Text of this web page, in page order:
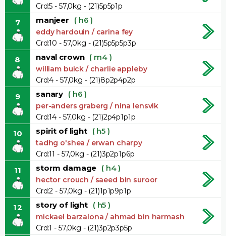
Crd:5 - 57,0kg - (21)5p5p1p
7 manjeer ( h6 )
eddy hardouin / carina fey
Crd:10 - 57,0kg - (21)5p5p5p3p
8 naval crown ( m4 )
william buick / charlie appleby
Crd:4 - 57,0kg - (21)8p2p4p2p
9 sanary ( h6 )
per-anders graberg / nina lensvik
Crd:14 - 57,0kg - (21)2p4p1p1p
10 spirit of light ( h5 )
tadhg o'shea / erwan charpy
Crd:11 - 57,0kg - (21)3p2p1p6p
11 storm damage ( h4 )
hector crouch / saeed bin suroor
Crd:2 - 57,0kg - (21)1p1p9p1p
12 story of light ( h5 )
mickael barzalona / ahmad bin harmash
Crd:1 - 57,0kg - (21)3p2p3p5p